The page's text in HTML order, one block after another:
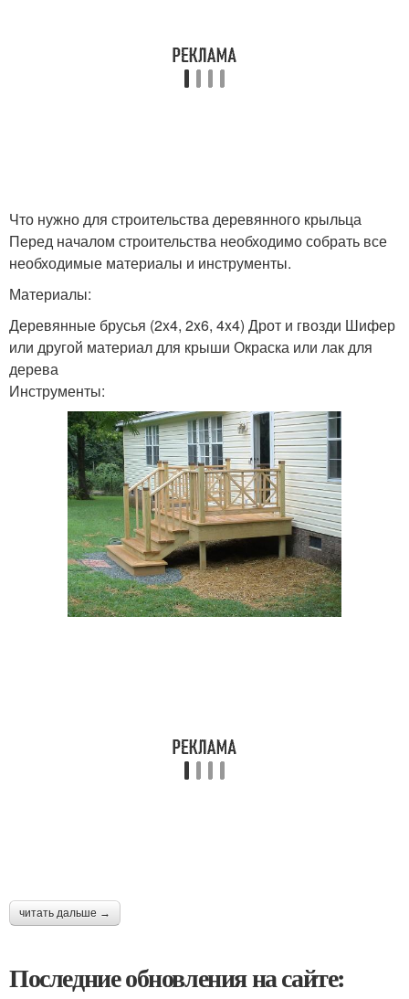
Что нужно для строительства деревянного крыльца
Перед началом строительства необходимо собрать все
необходимые материалы и инструменты.
Материалы:
Деревянные брусья (2x4, 2x6, 4x4) Дрот и гвозди Шифер
или другой материал для крыши Окраска или лак для
дерева
Инструменты:
читать дальше →
Последние обновления на сайте: